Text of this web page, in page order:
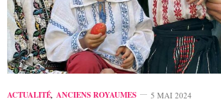
ACTUALITÉ, ANCIENS ROYAUMES 5 MAI 2024